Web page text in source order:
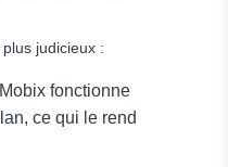
judicieux :
fonctionne
ce qui le rend